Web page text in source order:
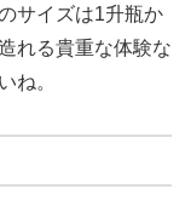
サイズは1升瓶か
れる貴重な体験な
ね。